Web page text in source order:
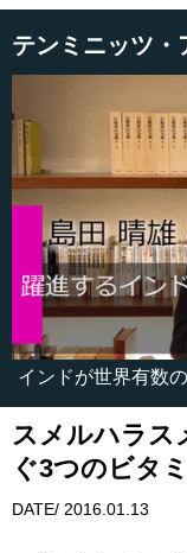
テンミニッツ・
インドが世界有数
スメルハラス
ぐ3つのビタ
DATE/ 2016.01.13